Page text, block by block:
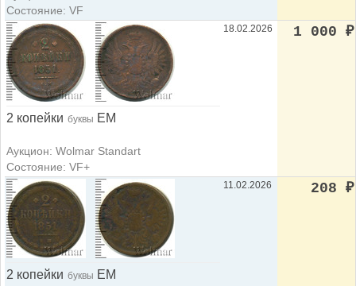
Состояние: VF
2 копейки буквы ЕМ
Аукцион: Wolmar Standart
Состояние: VF+
18.02.2026 1 000 ₽
2 копейки буквы ЕМ
11.02.2026 208 ₽